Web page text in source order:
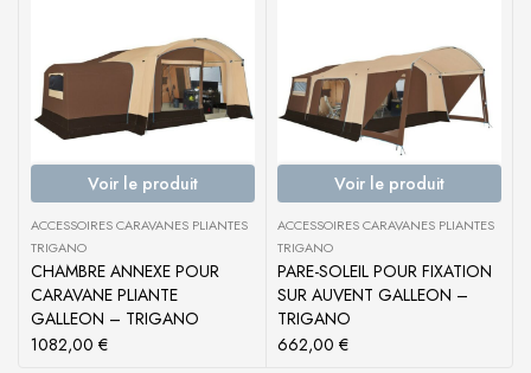
Voir le produit
ACCESSOIRES CARAVANES PLIANTES
TRIGANO
CHAMBRE ANNEXE POUR
CARAVANE PLIANTE
GALLEON – TRIGANO
1082,00 €
Voir le produit
ACCESSOIRES CARAVANES PLIANTES
TRIGANO
PARE-SOLEIL POUR FIXATION
SUR AUVENT GALLEON –
TRIGANO
662,00 €